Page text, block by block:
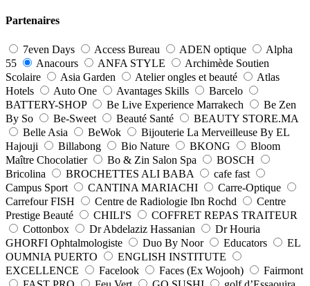
Partenaires
7even Days Access Bureau ADEN optique
Alpha
55
Anacours ANFA STYLE
Archimède Soutien
Scolaire
Asia Garden Atelier ongles et beauté
Atlas
Hotels
Auto One Avantages Skills
Barcelo
BATTERY-SHOP
Be Live Experience Marrakech
Be Zen
By So
Be-Sweet Beauté Santé
BEAUTY STORE.MA
Belle Asia
BeWok
Bijouterie La Merveilleuse By EL
Hajouji
Billabong Bio Nature BKONG
Bloom
Maître Chocolatier
Bo & Zin Salon Spa
BOSCH
Bricolina
BROCHETTES ALI BABA
cafe fast
Campus Sport
CANTINA MARIACHI
Carre-Optique
Carrefour FISH
Centre de Radiologie Ibn Rochd
Centre
Prestige Beauté
CHILI'S
COFFRET REPAS TRAITEUR
Cottonbox
Dr Abdelaziz Hassanian
Dr Houria
GHORFI Ophtalmologiste
Duo By Noor Educators
EL
OUMNIA PUERTO
ENGLISH INSTITUTE
EXCELLENCE
Facelook Faces (Ex Wojooh)
Fairmont